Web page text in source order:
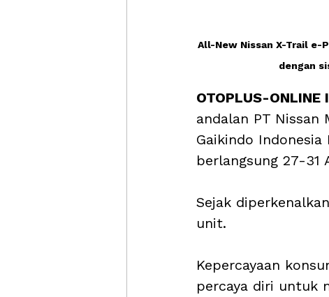
All-New Nissan X-Trail e-
dengan
OTOPLUS-ONLINE I
andalan PT
Gaikindo
berlangsung 27-31
Sejak
unit.
Kepercayaan
percaya diri untuk